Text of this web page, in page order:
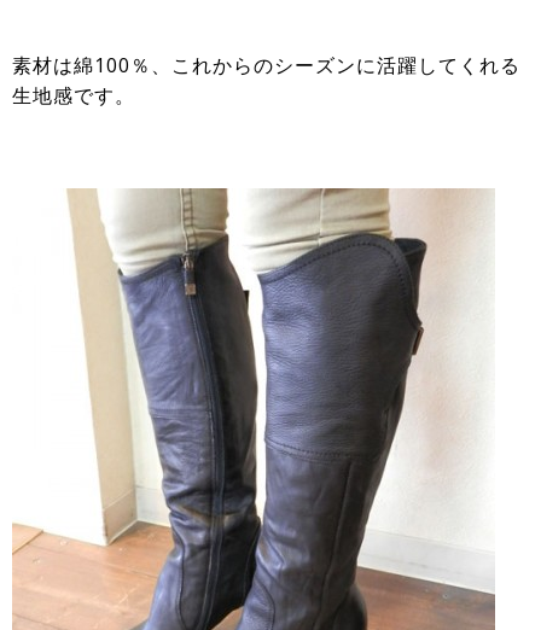
素材は綿100％、これからのシーズンに活躍してくれる
生地感です。